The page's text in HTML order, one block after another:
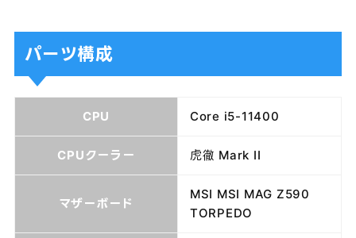
パーツ構成
CPU Core i5-11400
CPUクーラー 虎徹 Mark II
マザーボード
MSI MSI MAG Z590
TORPEDO